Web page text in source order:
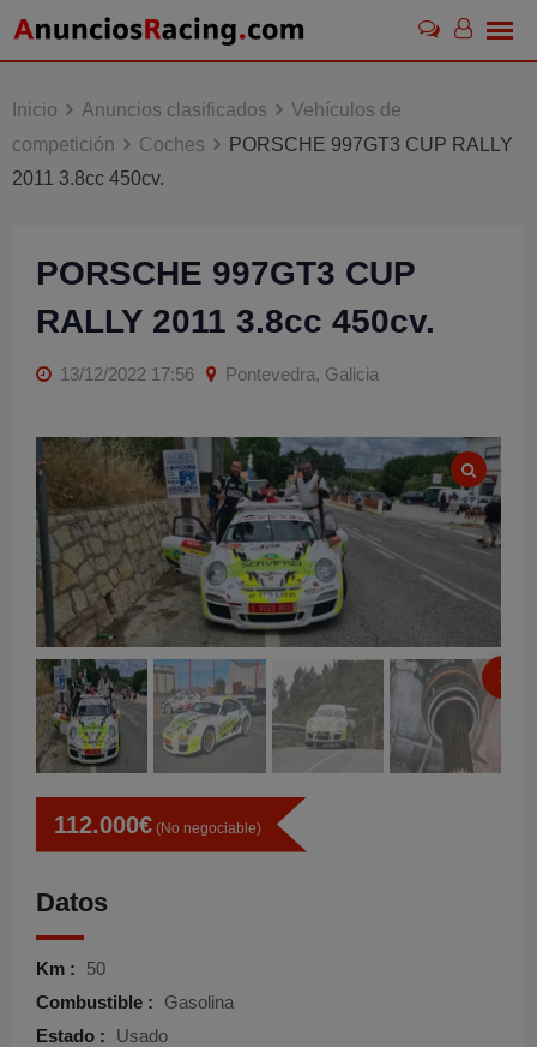
Skip
Inicio
Anuncios clasificados
Vehículos de
competición
Coches
PORSCHE 997GT3 CUP RALLY
2011 3.8cc 450cv.
PORSCHE 997GT3 CUP
RALLY 2011 3.8cc 450cv.
13/12/2022 17:56 Pontevedra, Galicia
112.000€ (No negociable)
Datos
Km :
50
Combustible :
Gasolina
Estado :
Usado